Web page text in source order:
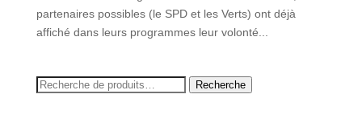
partenaires possibles (le SPD et les Verts) ont déjà
affiché dans leurs programmes leur volonté...
Recherche
Recherche